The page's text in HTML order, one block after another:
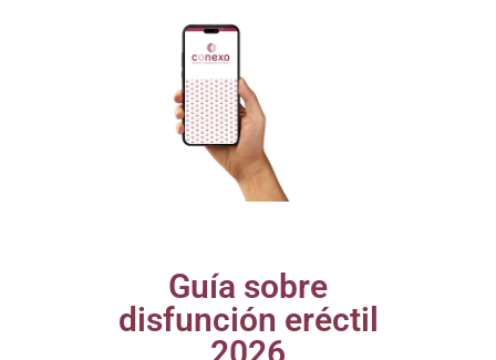
Guía sobre
disfunción eréctil